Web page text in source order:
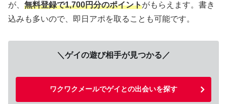
が、 無料登録で1,700円分のポイントがもらえます。書き
込みも多いので、即日アポを取ることも可能です。
＼ゲイの遊び相手が見つかる／
ワクワクメールでゲイとの出会いを探す